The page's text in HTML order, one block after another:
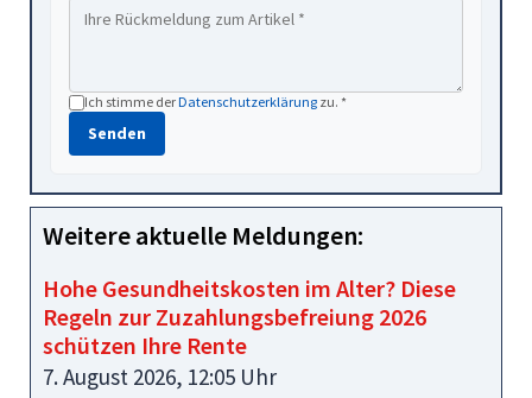
Ich stimme derDatenschutzerklärung zu. *
Senden
Weitere aktuelle Meldungen:
Hohe Gesundheitskosten im Alter? Diese
Regeln zur Zuzahlungsbefreiung 2026
schützen Ihre Rente
7. August 2026, 12:05 Uhr